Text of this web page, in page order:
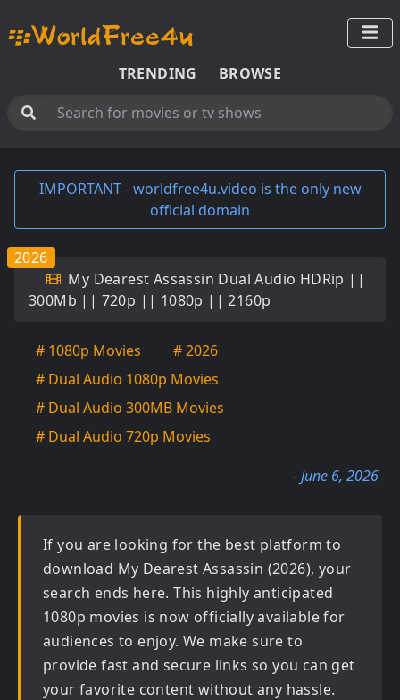
TRENDING BROWSE
IMPORTANT - worldfree4u.video is the only new
official domain
My Dearest Assassin Dual Audio HDRip ||
300Mb || 720p || 1080p || 2160p
2026
# 1080p Movies
# 2026
# Dual Audio 1080p Movies
# Dual Audio 300MB Movies
# Dual Audio 720p Movies
- June 6, 2026
If you are looking for the best platform to
download My Dearest Assassin (2026), your
search ends here. This highly anticipated
1080p movies is now officially available for
audiences to enjoy. We make sure to
provide fast and secure links so you can get
your favorite content without any hassle.